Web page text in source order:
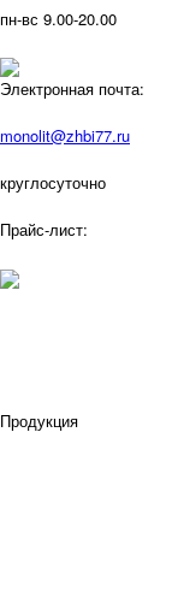
пн-вс 9.00-20.00
Электронная почта:
monolit@zhbi77.ru
круглосуточно
Прайс-лист:
Продукция